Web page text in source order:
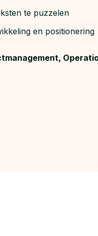
te puzzelen
en positionering